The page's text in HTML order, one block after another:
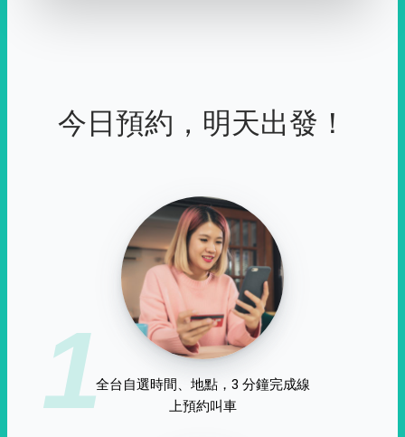
今日預約，明天出發！
1全台自選時間、地點，3 分鐘完成線
上預約叫車